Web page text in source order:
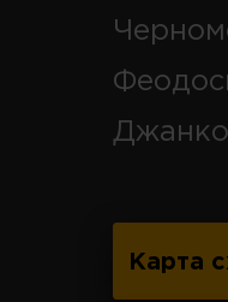
Карта